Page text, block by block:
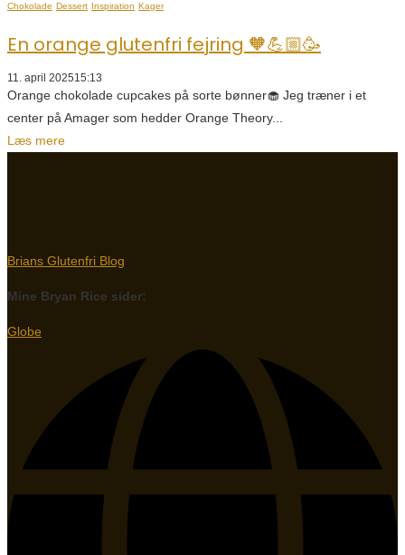
Chokolade Dessert Inspiration Kager
En orange glutenfri fejring 🧡💪🏼🥳
11. april 202515:13
Orange chokolade cupcakes på sorte bønner🧁 Jeg træner i et
center på Amager som hedder Orange Theory...
Læs mere
Brians Glutenfri Blog
Mine Bryan Rice sider:
Globe